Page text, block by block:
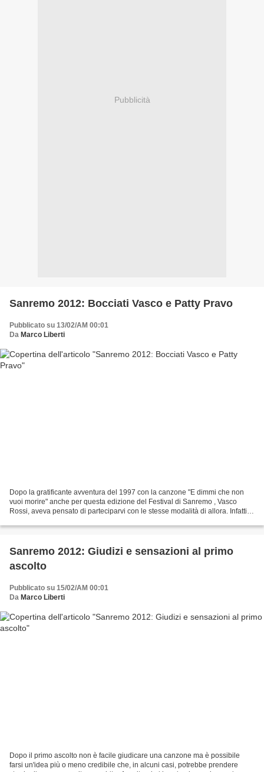
Pubblicità
Sanremo 2012: Bocciati Vasco e Patty Pravo
Pubblicato su 13/02/AM 00:01
Da Marco Liberti
Dopo la gratificante avventura del 1997 con la canzone "E dimmi che non
vuoi morire" anche per questa edizione del Festival di Sanremo , Vasco
Rossi, aveva pensato di parteciparvi con le stesse modalità di allora. Infatti,
Sanremo 2012: Giudizi e sensazioni al primo
ascolto
Pubblicato su 15/02/AM 00:01
Da Marco Liberti
Dopo il primo ascolto non è facile giudicare una canzone ma è possibile
farsi un'idea più o meno credibile che, in alcuni casi, potrebbe prendere